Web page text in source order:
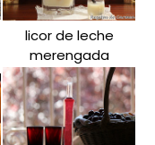
licor de leche
merengada